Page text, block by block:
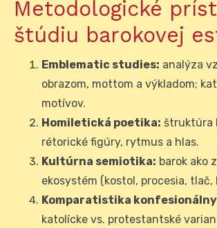
Metodologické
štúdiu barokovej
Emblematic studies: analýza
obrazom, mottom a výkladom;
motívov.
Homiletická poetika: štruktúra
rétorické figúry, rytmus a hlas.
Kultúrna semiotika: barok ako
ekosystém (kostol, procesia, tlač,
Komparatistika
katolícke vs. protestantské